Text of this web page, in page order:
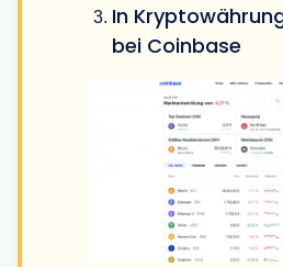
In
bei Coinbase